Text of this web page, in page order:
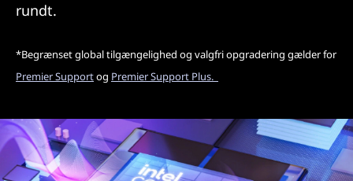
rundt.
*Begrænset global tilgængelighed og valgfri opgradering gælder for
Premier Supportog Premier Support Plus.